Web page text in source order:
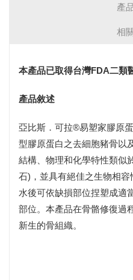
產
相
本產品已取得台灣FDA二類
產品敘述
亞比斯．可拉®易塑家膠原
型膠原蛋白之去細胞豬骨以
結構、物理和化學特性類似
石)，並具有絕佳之生物相
水後可依缺損部位捏塑成適
部位。本產品在骨骼修復過
新生的骨組織。